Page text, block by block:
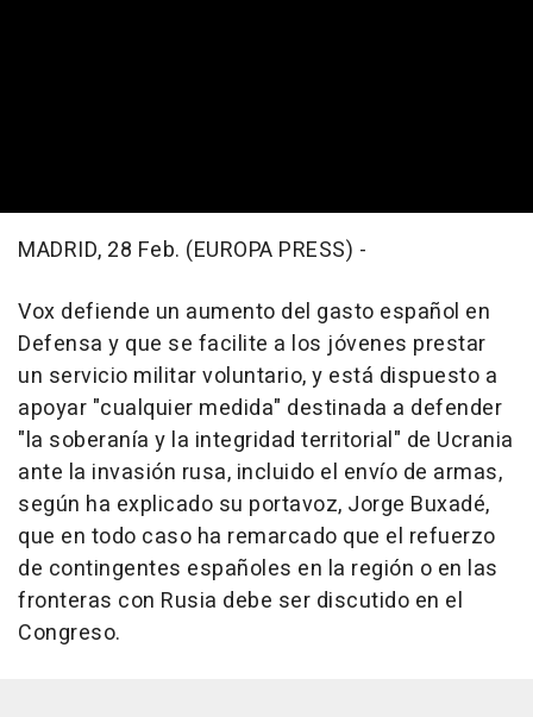
MADRID, 28 Feb. (EUROPA PRESS) -
Vox defiende un aumento del gasto español en
Defensa y que se facilite a los jóvenes prestar
un servicio militar voluntario, y está dispuesto a
apoyar "cualquier medida" destinada a defender
"la soberanía y la integridad territorial" de Ucrania
ante la invasión rusa, incluido el envío de armas,
según ha explicado su portavoz, Jorge Buxadé,
que en todo caso ha remarcado que el refuerzo
de contingentes españoles en la región o en las
fronteras con Rusia debe ser discutido en el
Congreso.